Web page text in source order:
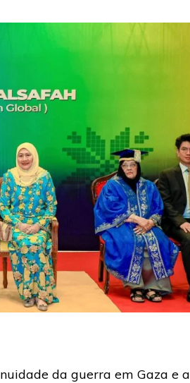
da guerra em Gaza e a